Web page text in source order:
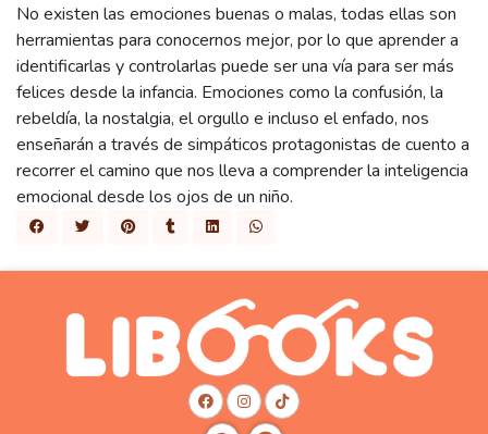
No existen las emociones buenas o malas, todas ellas son
herramientas para conocernos mejor, por lo que aprender a
identificarlas y controlarlas puede ser una vía para ser más
felices desde la infancia. Emociones como la confusión, la
rebeldía, la nostalgia, el orgullo e incluso el enfado, nos
enseñarán a través de simpáticos protagonistas de cuento a
recorrer el camino que nos lleva a comprender la inteligencia
emocional desde los ojos de un niño.